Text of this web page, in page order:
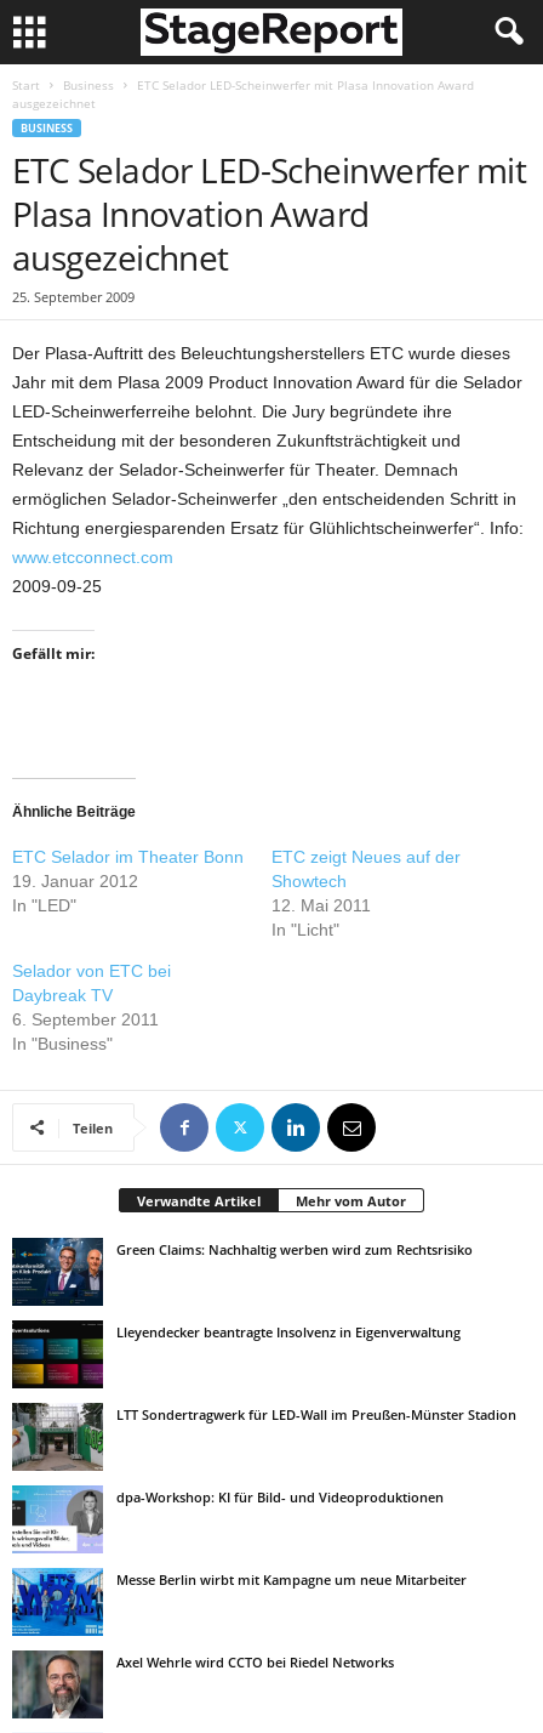
Start Business
ETC Selador LED-Scheinwerfer mit Plasa Innovation Award
ausgezeichnet
BUSINESS
ETC Selador LED-Scheinwerfer mit
Plasa Innovation Award
ausgezeichnet
25. September 2009
Der Plasa-Auftritt des Beleuchtungsherstellers ETC wurde dieses
Jahr mit dem Plasa 2009 Product Innovation Award für die Selador
LED-Scheinwerferreihe belohnt. Die Jury begründete ihre
Entscheidung mit der besonderen Zukunftsträchtigkeit und
Relevanz der Selador-Scheinwerfer für Theater. Demnach
ermöglichen Selador-Scheinwerfer „den entscheidenden Schritt in
Richtung energiesparenden Ersatz für Glühlichtscheinwerfer“. Info:
www.etcconnect.com
2009-09-25
Gefällt mir:
Ähnliche Beiträge
ETC Selador im Theater Bonn
19. Januar 2012
In "LED"
ETC zeigt Neues auf der
Showtech
12. Mai 2011
In "Licht"
Selador von ETC bei
Daybreak TV
6. September 2011
In "Business"
Teilen
Verwandte Artikel Mehr vom Autor
Green Claims: Nachhaltig werben wird zum Rechtsrisiko
Lleyendecker beantragte Insolvenz in Eigenverwaltung
LTT Sondertragwerk für LED-Wall im Preußen-Münster Stadion
dpa-Workshop: KI für Bild- und Videoproduktionen
Messe Berlin wirbt mit Kampagne um neue Mitarbeiter
Axel Wehrle wird CCTO bei Riedel Networks